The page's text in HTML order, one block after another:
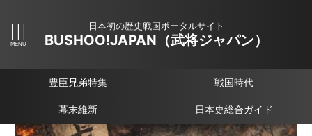
日本初の歴史戦国ポータルサイト
BUSHOO!JAPAN（武将ジャパン）
豊臣兄弟特集 戦国時代
幕末維新 日本史総合ガイド